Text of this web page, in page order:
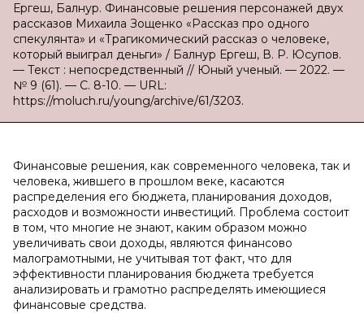
Ергеш, Балнур. Финансовые решения персонажей двух
рассказов Михаила Зощенко «Рассказ про одного
спекулянта» и «Трагикомический рассказ о человеке,
который выиграл деньги» / Балнур Ергеш, В. Р. Юсупов.
— Текст : непосредственный // Юный ученый. — 2022. —
№ 9 (61). — С. 8-10. — URL:
https://moluch.ru/young/archive/61/3203.
Финансовые решения, как современного человека, так и
человека, жившего в прошлом веке, касаются
распределения его бюджета, планирования доходов,
расходов и возможности инвестиций. Проблема состоит
в том, что многие не знают, каким образом можно
увеличивать свои доходы, являются финансово
малограмотными, не учитывая тот факт, что для
эффективности планирования бюджета требуется
анализировать и грамотно распределять имеющиеся
финансовые средства.